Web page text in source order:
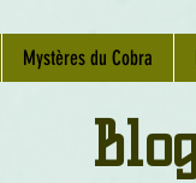
Mystères du Cobra